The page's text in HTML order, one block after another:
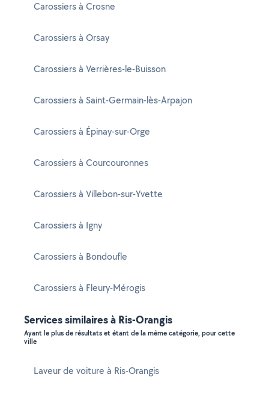
Carossiers à Crosne
Carossiers à Orsay
Carossiers à Verrières-le-Buisson
Carossiers à Saint-Germain-lès-Arpajon
Carossiers à Épinay-sur-Orge
Carossiers à Courcouronnes
Carossiers à Villebon-sur-Yvette
Carossiers à Igny
Carossiers à Bondoufle
Carossiers à Fleury-Mérogis
Services similaires à Ris-Orangis
Ayant le plus de résultats et étant de la même catégorie, pour cette
ville
Laveur de voiture à Ris-Orangis